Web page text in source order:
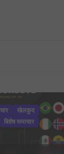
खेलकुद
बिशेष समाचार